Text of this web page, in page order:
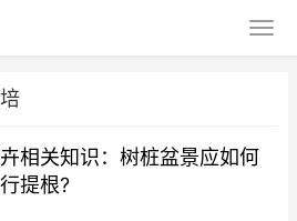
相关知识：树桩盆景应如何
提根?